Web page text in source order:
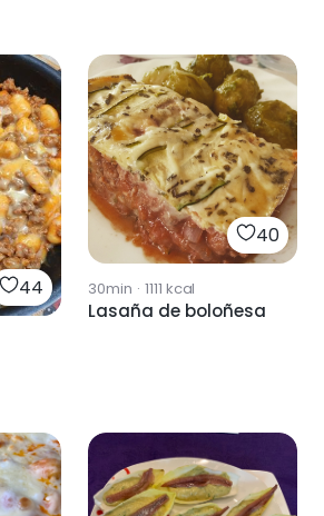
44
40
30min · 1111 kcal
Lasaña de boloñesa